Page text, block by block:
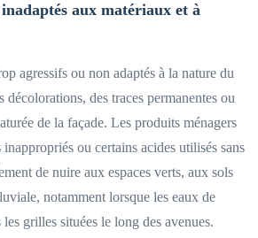
aux matériaux et à
agressifs ou non adaptés à la nature du
décolorations, des traces permanentes ou
de la façade. Les produits ménagers
ou certains acides utilisés sans
de nuire aux espaces verts, aux sols
notamment lorsque les eaux de
grilles situées le long des avenues.